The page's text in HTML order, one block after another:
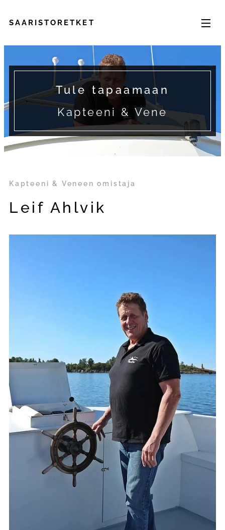
SAARISTORETKET
Tule tapaamaan
Kapteeni & Vene
Kapteeni & Veneen omistaja
Leif Ahlvik